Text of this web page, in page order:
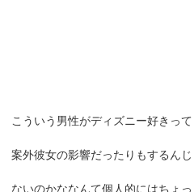
こういう男性がディズニー好きって
案外彼女の影響だったりもするんじ
ないのかななんて個人的にはちょっ